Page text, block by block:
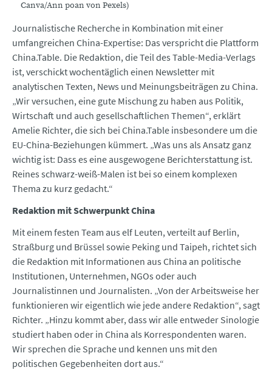
Canva/Ann poan von Pexels)
Journalistische Recherche in Kombination mit einer
umfangreichen China-Expertise: Das verspricht die Plattform
China.Table. Die Redaktion, die Teil des Table-Media-Verlags
ist, verschickt wochentäglich einen Newsletter mit
analytischen Texten, News und Meinungsbeiträgen zu China.
„Wir versuchen, eine gute Mischung zu haben aus Politik,
Wirtschaft und auch gesellschaftlichen Themen“, erklärt
Amelie Richter, die sich bei China.Table insbesondere um die
EU-China-Beziehungen kümmert. „Was uns als Ansatz ganz
wichtig ist: Dass es eine ausgewogene Berichterstattung ist.
Reines schwarz-weiß-Malen ist bei so einem komplexen
Thema zu kurz gedacht.“
Redaktion mit Schwerpunkt China
Mit einem festen Team aus elf Leuten, verteilt auf Berlin,
Straßburg und Brüssel sowie Peking und Taipeh, richtet sich
die Redaktion mit Informationen aus China an politische
Institutionen, Unternehmen, NGOs oder auch
Journalistinnen und Journalisten. „Von der Arbeitsweise her
funktionieren wir eigentlich wie jede andere Redaktion“, sagt
Richter. „Hinzu kommt aber, dass wir alle entweder Sinologie
studiert haben oder in China als Korrespondenten waren.
Wir sprechen die Sprache und kennen uns mit den
politischen Gegebenheiten dort aus.“